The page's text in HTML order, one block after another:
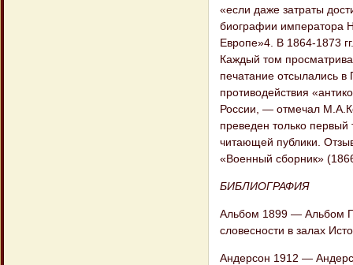
«если даже затраты
биографии императора
Европе»4. В 1864-1873
Каждый том
печатание отсылались
противодействия
России, — отмечал
преведен только
читающей публики.
«Военный сборник»
БИБЛИОГРАФИЯ
Альбом 1899 — Альбом
словесности в залах
Андерсон 1912 —